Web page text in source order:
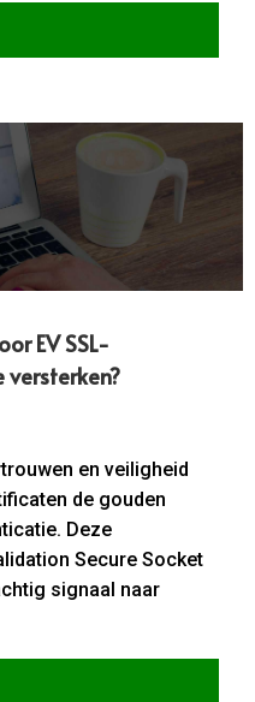
EV SSL-
en veiligheid
de gouden
Deze
Secure Socket
signaal naar